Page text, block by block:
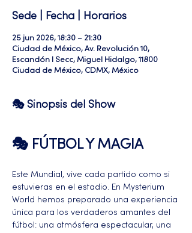
Sede | Fecha | Horarios
25 jun 2026, 18:30 – 21:30
Ciudad de México, Av. Revolución 10,
Escandón I Secc, Miguel Hidalgo, 11800
Ciudad de México, CDMX, México
🎭 Sinopsis del Show
🎭 FÚTBOL Y MAGIA
Este Mundial, vive cada partido como si
estuvieras en el estadio. En Mysterium
World hemos preparado una experiencia
única para los verdaderos amantes del
fútbol: una atmósfera espectacular, una